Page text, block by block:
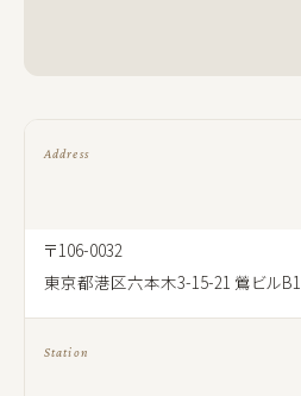
Address
〒106-0032
東京都港区六本木3-15-21 鶯ビルB1
Station